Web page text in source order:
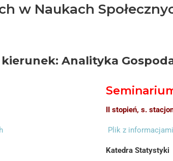
w Naukach
kierunek: Analityka
II stopień, s.
Plik z
Katedra Statystyki